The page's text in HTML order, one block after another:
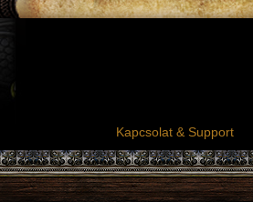
Kapcsolat & Support